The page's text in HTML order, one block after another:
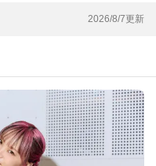
2026/8/7更新